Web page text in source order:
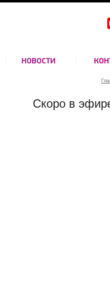
Скоро в